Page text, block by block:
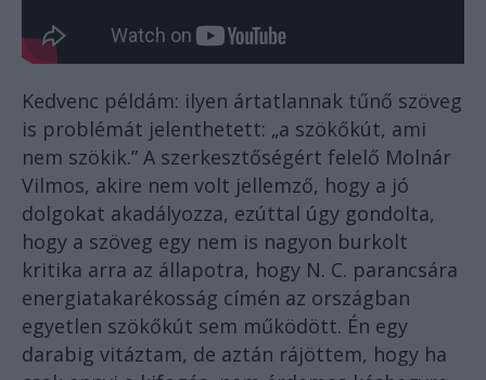
Kedvenc példám: ilyen ártatlannak tűnő szöveg
is problémát jelenthetett: „a szökőkút, ami
nem szökik.” A szerkesztőségért felelő Molnár
Vilmos, akire nem volt jellemző, hogy a jó
dolgokat akadályozza, ezúttal úgy gondolta,
hogy a szöveg egy nem is nagyon burkolt
kritika arra az állapotra, hogy N. C. parancsára
energiatakarékosság címén az országban
egyetlen szökőkút sem működött. Én egy
darabig vitáztam, de aztán rájöttem, hogy ha